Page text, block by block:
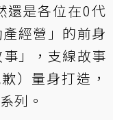
還是各位在0代
經營」的前身
事」，支線故事
）量身打造，
列。